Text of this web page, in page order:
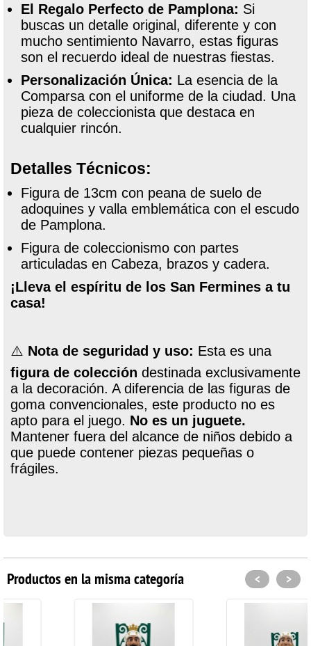
El Regalo Perfecto de Pamplona: Si
buscas un detalle original, diferente y con
mucho sentimiento Navarro, estas figuras
son el recuerdo ideal de nuestras fiestas.
Personalización Única: La esencia de la
Comparsa con el uniforme de la ciudad. Una
pieza de coleccionista que destaca en
cualquier rincón.
Detalles Técnicos:
Figura de 13cm con peana de suelo de
adoquines y valla emblemática con el escudo
de Pamplona.
Figura de coleccionismo con partes
articuladas en Cabeza, brazos y cadera.
¡Lleva el espíritu de los San Fermines a tu
casa!
⚠️ Nota de seguridad y uso: Esta es una
figura de colección destinada exclusivamente
a la decoración. A diferencia de las figuras de
goma convencionales, este producto no es
apto para el juego. No es un juguete.
Mantener fuera del alcance de niños debido a
que puede contener piezas pequeñas o
frágiles.
Productos en la misma categoría < >